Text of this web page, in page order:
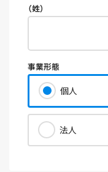
（姓）
事業形態
個人
法人